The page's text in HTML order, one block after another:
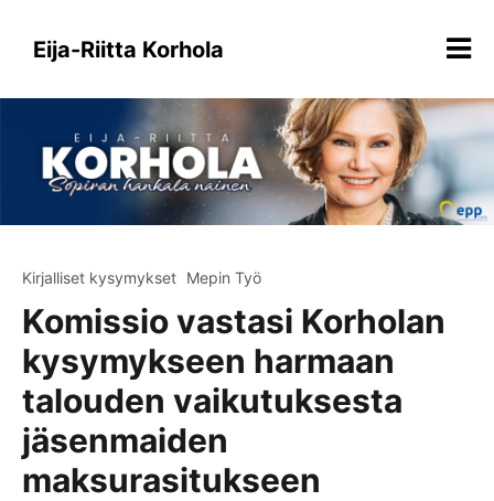
sisältöönEija-Riitta Korhola
Kirjalliset kysymykset Mepin Työ
Komissio vastasi Korholan
kysymykseen harmaan
talouden vaikutuksesta
jäsenmaiden
maksurasitukseen